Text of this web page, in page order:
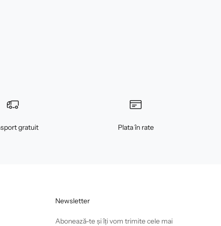
gratuit Plata în rate
Newsletter
Abonează-te și îți vom trimite cele mai